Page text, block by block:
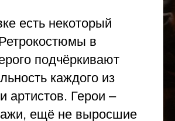
есть некоторый
в
подчёркивают
каждого из
артистов. Герои –
ещё не выросшие